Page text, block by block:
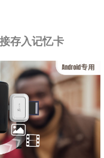
存入记忆卡